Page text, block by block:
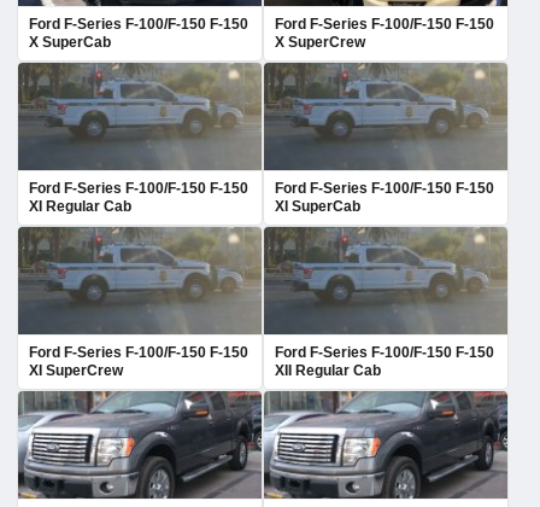
Ford F-Series F-100/F-150 F-150
X SuperCab
Ford F-Series F-100/F-150 F-150
X SuperCrew
Ford F-Series F-100/F-150 F-150
XI Regular Cab
Ford F-Series F-100/F-150 F-150
XI SuperCab
Ford F-Series F-100/F-150 F-150
XI SuperCrew
Ford F-Series F-100/F-150 F-150
XII Regular Cab